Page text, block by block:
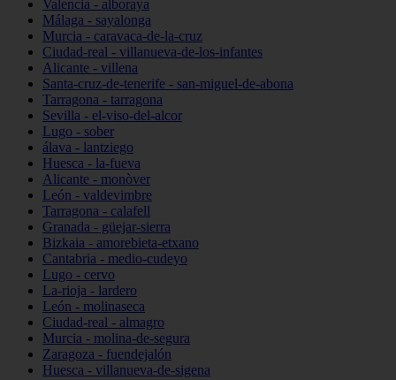
Valencia - alboraya
Málaga - sayalonga
Murcia - caravaca-de-la-cruz
Ciudad-real - villanueva-de-los-infantes
Alicante - villena
Santa-cruz-de-tenerife - san-miguel-de-abona
Tarragona - tarragona
Sevilla - el-viso-del-alcor
Lugo - sober
álava - lantziego
Huesca - la-fueva
Alicante - monòver
León - valdevimbre
Tarragona - calafell
Granada - güejar-sierra
Bizkaia - amorebieta-etxano
Cantabria - medio-cudeyo
Lugo - cervo
La-rioja - lardero
León - molinaseca
Ciudad-real - almagro
Murcia - molina-de-segura
Zaragoza - fuendejalón
Huesca - villanueva-de-sigena